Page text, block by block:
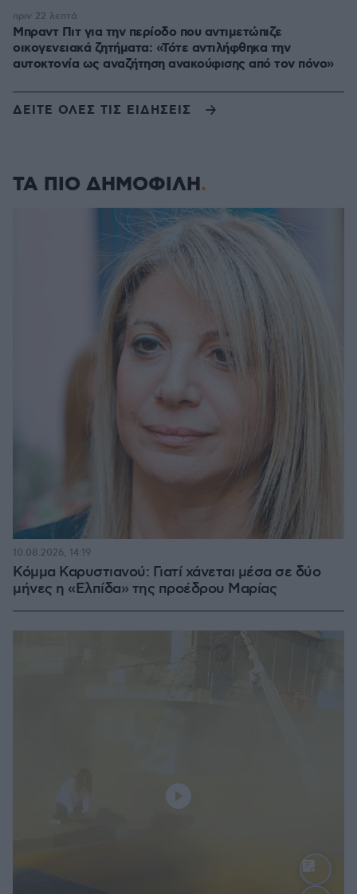
Μπραντ Πιτ για την περίοδο που αντιμετώπιζε
οικογενειακά ζητήματα: «Τότε αντιλήφθηκα την
αυτοκτονία ως αναζήτηση ανακούφισης από τον πόνο»
πριν 22 λεπτά
ΔΕΙΤΕ ΟΛΕΣ ΤΙΣ ΕΙΔΗΣΕΙΣ
ΤΑ ΠΙΟ ΔΗΜΟΦΙΛΗ
Κόμμα Καρυστιανού: Γιατί χάνεται μέσα σε δύο
μήνες η «Ελπίδα» της προέδρου Μαρίας
10.08.2026, 14:19